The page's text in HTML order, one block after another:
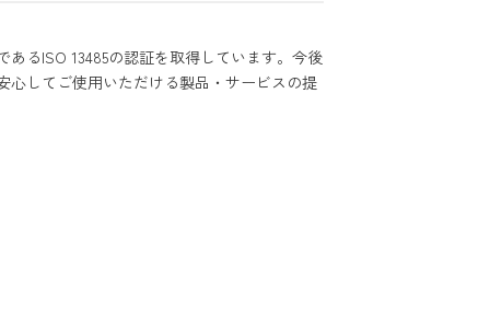
るISO 13485の認証を取得しています。今後
心してご使用いただける製品・サービスの提